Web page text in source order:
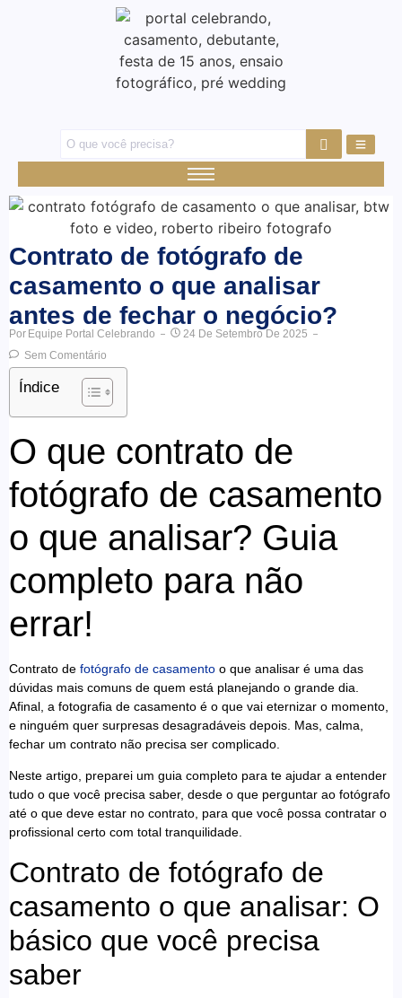
Contrato de fotógrafo de
casamento o que analisar
antes de fechar o negócio?
Por Equipe Portal Celebrando
24 De Setembro De 2025
Sem Comentário
Índice
O que contrato de
fotógrafo de casamento
o que analisar? Guia
completo para não
errar!
Contrato de fotógrafo de casamento o que analisar é uma das
dúvidas mais comuns de quem está planejando o grande dia.
Afinal, a fotografia de casamento é o que vai eternizar o momento,
e ninguém quer surpresas desagradáveis depois. Mas, calma,
fechar um contrato não precisa ser complicado.
Neste artigo, preparei um guia completo para te ajudar a entender
tudo o que você precisa saber, desde o que perguntar ao fotógrafo
até o que deve estar no contrato, para que você possa contratar o
profissional certo com total tranquilidade.
Contrato de fotógrafo de
casamento o que analisar: O
básico que você precisa
saber